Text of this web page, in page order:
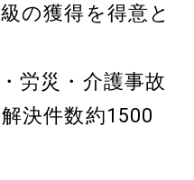
の獲得を得意と
労災・介護事故
決件数約1500